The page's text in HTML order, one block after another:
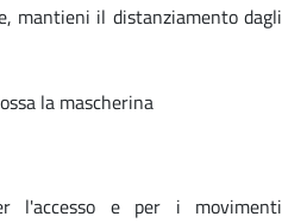
mantieni il distanziamento dagli
la mascherina
l'accesso e per i movimenti